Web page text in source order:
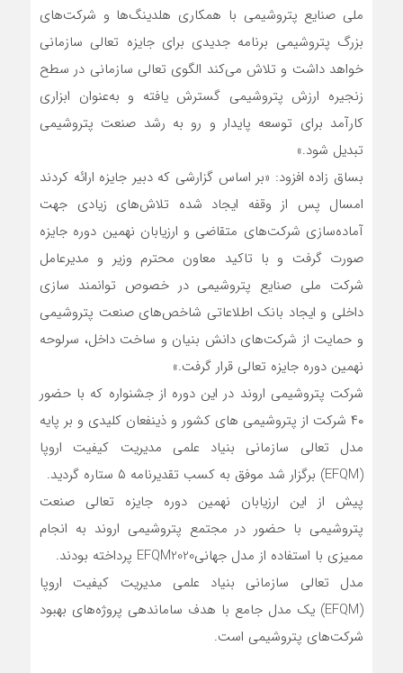
ملی صنایع پتروشیمی با همکاری هلدینگ‌ها و شرکت‌های
بزرگ پتروشیمی برنامه جدیدی برای جایزه تعالی سازمانی
خواهد داشت و تلاش می‌کند الگوی تعالی سازمانی در سطح
زنجیره ارزش پتروشیمی گسترش یافته و به‌عنوان ابزاری
کارآمد برای توسعه پایدار و رو به رشد صنعت پتروشیمی
تبدیل شود.»
بساق زاده افزود: «بر اساس گزارشی که دبیر جایزه ارائه کردند
امسال پس از وقفه ایجاد شده تلاش‌های زیادی جهت
آماده‌سازی شرکت‌های متقاضی و ارزیابان نهمین دوره جایزه
صورت گرفت و با تاکید معاون محترم وزیر و مدیرعامل
شرکت ملی صنایع پتروشیمی در خصوص توانمند سازی
داخلی و ایجاد بانک اطلاعاتی شاخص‌های صنعت پتروشیمی
و حمایت از شرکت‌های دانش بنیان و ساخت داخل، سرلوحه
نهمین دوره جایزه تعالی قرار گرفت.»
شرکت پتروشیمی اروند در این دوره از جشنواره که با حضور
۴۰ شرکت از پتروشیمی های کشور و ذینفعان کلیدی و بر پایه
مدل تعالی سازمانی بنیاد علمی مدیریت کیفیت اروپا
(EFQM) برگزار شد موفق به کسب تقدیرنامه ۵ ستاره گردید.
پیش از این ارزیابان نهمین دوره جایزه تعالی صنعت
پتروشیمی با حضور در مجتمع پتروشیمی اروند به انجام
ممیزی با استفاده از مدل جهانیEFQM2020 پرداخته بودند.
مدل تعالی سازمانی بنیاد علمی مدیریت کیفیت اروپا
(EFQM) یک مدل جامع با هدف ساماندهی پروژه‌های بهبود
شرکت‌های پتروشیمی است.